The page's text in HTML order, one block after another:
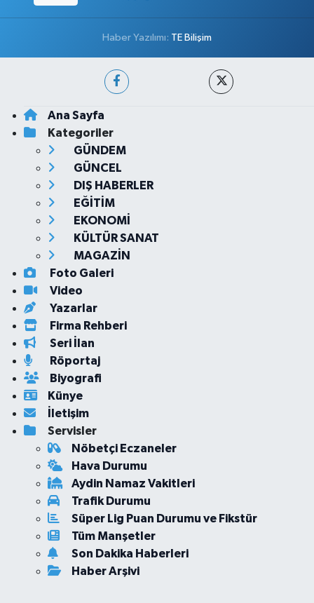
Haber Yazılımı: TE Bilişim
Ana Sayfa
Kategoriler
GÜNDEM
GÜNCEL
DIŞ HABERLER
EĞİTİM
EKONOMİ
KÜLTÜR SANAT
MAGAZİN
Foto Galeri
Video
Yazarlar
Firma Rehberi
Seri İlan
Röportaj
Biyografi
Künye
İletişim
Servisler
Nöbetçi Eczaneler
Hava Durumu
Aydin Namaz Vakitleri
Trafik Durumu
Süper Lig Puan Durumu ve Fikstür
Tüm Manşetler
Son Dakika Haberleri
Haber Arşivi